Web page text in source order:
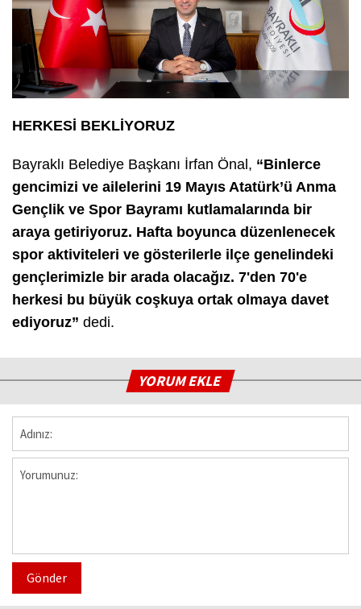
HERKESİ BEKLİYORUZ
Bayraklı Belediye Başkanı İrfan Önal, “Binlerce
gencimizi ve ailelerini 19 Mayıs Atatürk’ü Anma
Gençlik ve Spor Bayramı kutlamalarında bir
araya getiriyoruz. Hafta boyunca düzenlenecek
spor aktiviteleri ve gösterilerle ilçe genelindeki
gençlerimizle bir arada olacağız. 7'den 70'e
herkesi bu büyük coşkuya ortak olmaya davet
ediyoruz” dedi.
YORUM EKLE
Gönder